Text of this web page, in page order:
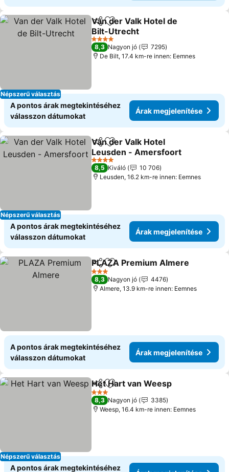
Népszerű választás
Megosztás
Hozzáadás a kedvencekhez
Van der Valk Hotel de
Bilt-Utrecht
4 Kategória
8,3 Nagyon jó
7295
De Bilt, 17.4 km-re innen: Eemnes
A pontos árak megtekintéséhez
válasszon dátumokat
Árak megjelenítése
Népszerű választás
Megosztás
Hozzáadás a kedvencekhez
Van der Valk Hotel
Leusden - Amersfoort
4 Kategória
8,5 Kiváló
10 706
Leusden, 16.2 km-re innen: Eemnes
A pontos árak megtekintéséhez
válasszon dátumokat
Árak megjelenítése
MegosztásHozzáadás a kedvencekhez
PLAZA Premium Almere
3 Kategória
8,3 Nagyon jó
4476
Almere, 13.9 km-re innen: Eemnes
A pontos árak megtekintéséhez
válasszon dátumokat
Árak megjelenítése
Népszerű választás
Megosztás
Hozzáadás a kedvencekhez
Het Hart van Weesp
3 Kategória
8,3 Nagyon jó
3385
Weesp, 16.4 km-re innen: Eemnes
A pontos árak megtekintéséhez